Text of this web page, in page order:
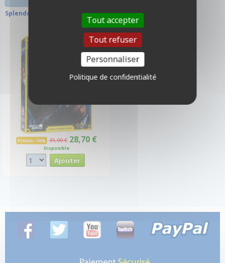
Splendor - Nouvelle Édition 2024
Promo -10% 31,90 € 28,70 €
Disponible
Tout accepter
Tout refuser
Personnaliser
Politique de confidentialité